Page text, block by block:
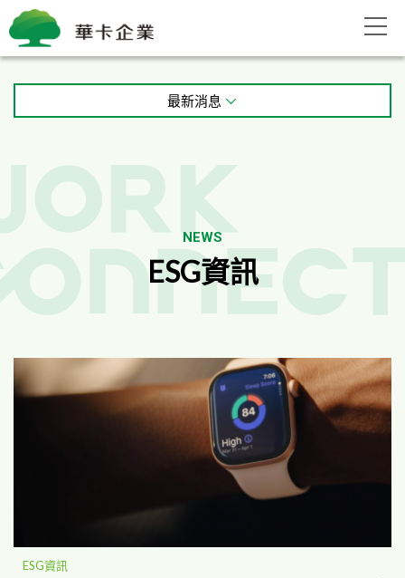
最新消息
NEWS
ESG資訊
永續報告書上路！中小企業挑戰才開始
永續報告書上路！中小企業挑戰才開始...
閱讀更多
ESG資訊